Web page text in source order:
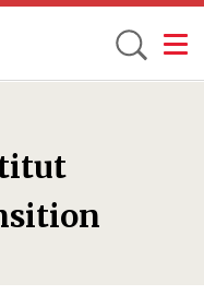
Toggle